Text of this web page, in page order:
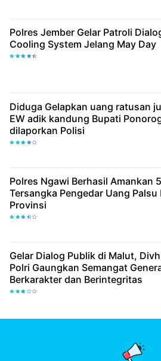
Polres Jember Gelar Patroli
Cooling System Jelang May Day
Diduga Gelapkan uang ratusan
EW adik kandung Bupati
dilaporkan Polisi
Polres Ngawi Berhasil Amankan 5
Tersangka Pengedar Uang Palsu
Provinsi
Gelar Dialog Publik di Malut,
Polri Gaungkan Semangat
Berkarakter dan Berintegritas